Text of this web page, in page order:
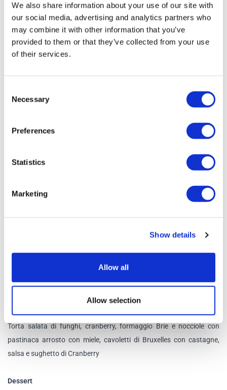
We also share information about your use of our site with
our social media, advertising and analytics partners who
may combine it with other information that you’ve
provided to them or that they’ve collected from your use
of their services.
Selection
Necessary
Preferences
Statistics
Marketing
Show details
Allow all
Allow selection
decorazioni natalizie e musica di festa. La nave ritornerà al molo
Esempio di menu:
Tacchino arrosto con salvia e cipolle, involtini di salsicce con bacon
Bruxelles con castagne, salsa e sughetto di Cranberry
Dessert
Thé o caffè serviti con mini pasticcini Mince Pies
Zuppa di zucca, timo e cumino
Primo piatto
Torta salata di funghi, cranberry, formaggio Brie e nocciole con
pastinaca arrosto con miele, cavoletti di Bruxelles con castagne,
salsa e sughetto di Cranberry
Dessert